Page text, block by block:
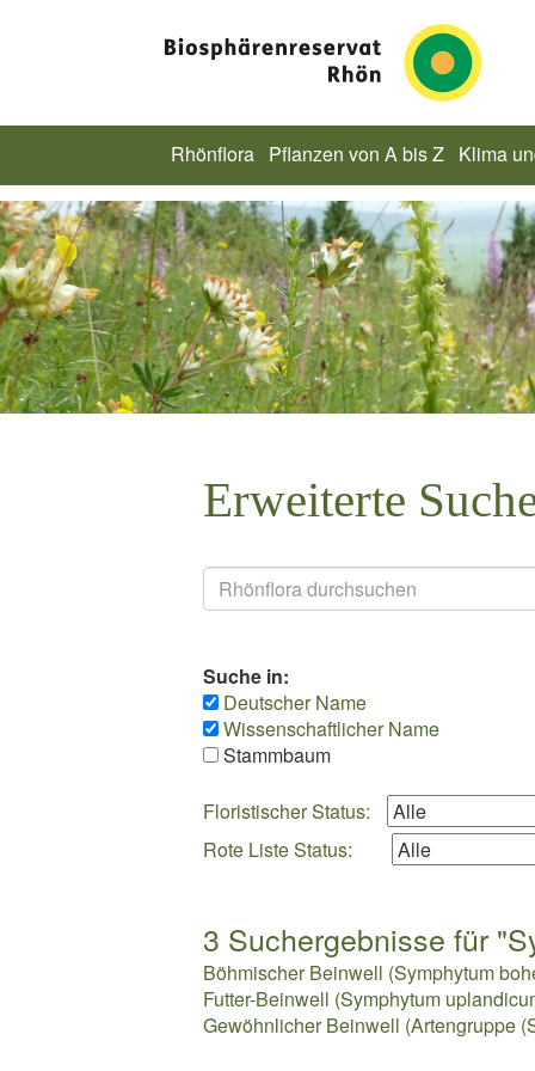
Rhönflora Pflanzen von A bis Z Klima
Erweiterte
Suchen
Suche in:
Deutscher Name
Wissenschaftlicher Name
Stammbaum
Floristischer Status:
Rote Liste Status:
3 Suchergebnisse für
Böhmischer Beinwell (Symphytum
Futter-Beinwell (Symphytum
Gewöhnlicher Beinwell (Artengruppe